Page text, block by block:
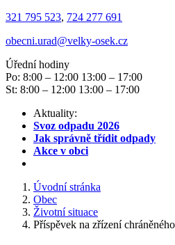
321 795 523, 724 277 691
obecni.urad@velky-osek.cz
Úřední hodiny
Po: 8:00 – 12:00 13:00 – 17:00
St: 8:00 – 12:00 13:00 – 17:00
Aktuality:
Svoz odpadu 2026
Jak správně třídit odpady
Akce v obci
Úvodní stránka
Obec
Životní situace
Příspěvek na zřízení